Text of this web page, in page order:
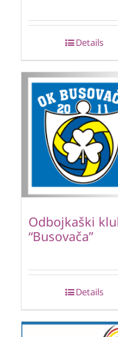
Details
Odbojkaški
“Busovača”
Details